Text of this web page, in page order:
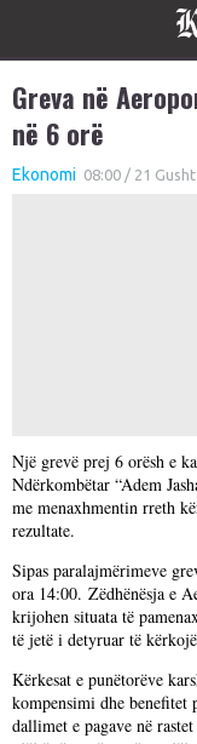
Greva në
në 6 orë
Ekonomi 08:00 / 21
Një grevë prej 6 orësh e
Ndërkombëtar “Adem
me menaxhmentin rreth
rezultate.
Sipas paralajmërimeve
ora 14:00. Zëdhënësja e
krijohen situata të
të jetë i detyruar të
Kërkesat e punëtorëve
kompensimi dhe
dallimet e pagave në